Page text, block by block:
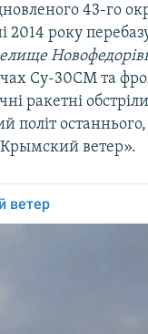
43-го
року
Су-30СМ та
ракетні
ветер».